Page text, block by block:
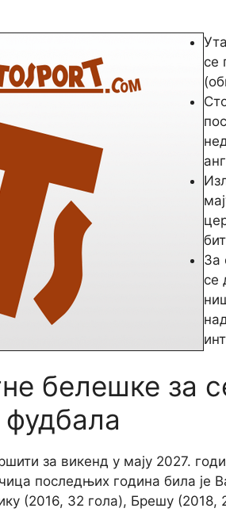
се
За
се
белешке за
за викенд у мају 2027.
последњих година била је
(2016, 32 гола), Брешу (2018,